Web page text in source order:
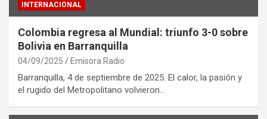
INTERNACIONAL
Colombia regresa al Mundial: triunfo 3-0 sobre
Bolivia en Barranquilla
04/09/2025 Emisora Radio
Barranquilla, 4 de septiembre de 2025. El calor, la pasión y
el rugido del Metropolitano volvieron…